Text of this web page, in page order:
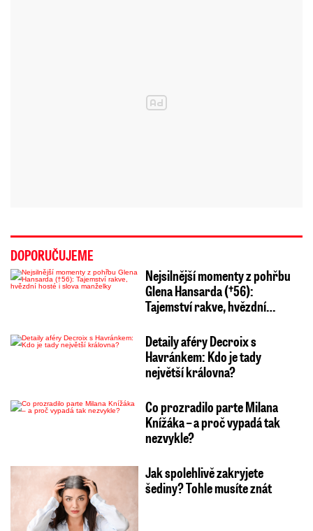
DOPORUČUJEME
Nejsilnější momenty z pohřbu
Glena Hansarda (†56):
Tajemství rakve, hvězdní…
Detaily aféry Decroix s
Havránkem: Kdo je tady
největší královna?
Co prozradilo parte Milana
Knížáka – a proč vypadá tak
nezvykle?
Jak spolehlivě zakryjete
šediny? Tohle musíte znát